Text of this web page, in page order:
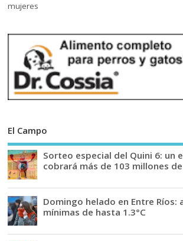
El Campo
Sorteo especial del Quini 6: un
cobrará más de 103 millones
Domingo helado en Entre Ríos:
mínimas de hasta 1.3°C